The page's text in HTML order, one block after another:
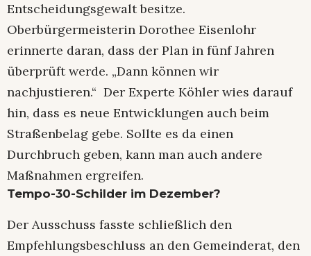
Entscheidungsgewalt besitze.
Oberbürgermeisterin Dorothee Eisenlohr
erinnerte daran, dass der Plan in fünf Jahren
überprüft werde. „Dann können wir
nachjustieren.“ Der Experte Köhler wies darauf
hin, dass es neue Entwicklungen auch beim
Straßenbelag gebe. Sollte es da einen
Durchbruch geben, kann man auch andere
Maßnahmen ergreifen.
Tempo-30-Schilder im Dezember?
Der Ausschuss fasste schließlich den
Empfehlungsbeschluss an den Gemeinderat, den